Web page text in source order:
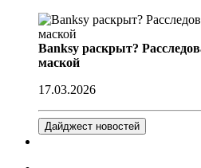
Banksy раскрыт?
маской
17.03.2026
Дайджест новостей